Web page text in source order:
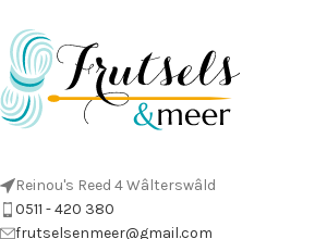
Reinou's Reed 4 Wâlterswâld
0511 - 420 380
frutselsenmeer@gmail.com